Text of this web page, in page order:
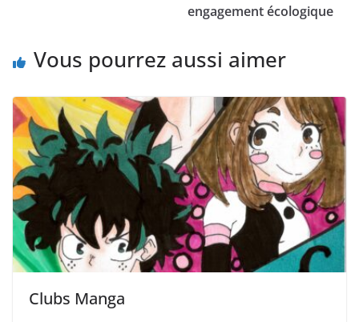
engagement écologique
Vous pourrez aussi aimer
Clubs Manga